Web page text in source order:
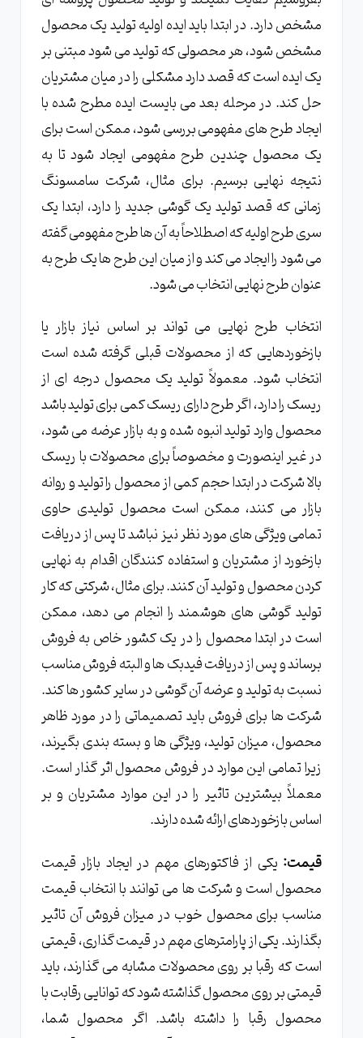
مشخص دارد. در ابتدا باید ایده اولیه تولید یک محصول
مشخص شود، هر محصولی که تولید می شود مبتنی بر
یک ایده است که قصد دارد مشکلی را در میان مشتریان
حل کند. در مرحله بعد می بایست ایده مطرح شده با
ایجاد طرح های مفهومی بررسی شود، ممکن است برای
یک محصول چندین طرح مفهومی ایجاد شود تا به
نتیجه نهایی برسیم. برای مثال، شرکت سامسونگ
زمانی که قصد تولید یک گوشی جدید را دارد، ابتدا یک
سری طرح اولیه که اصطلاحاً به آن ها طرح مفهومی گفته
می شود را ایجاد می کند و از میان این طرح ها یک طرح به
عنوان طرح نهایی انتخاب می شود.
انتخاب طرح نهایی می تواند بر اساس نیاز بازار یا
بازخوردهایی که از محصولات قبلی گرفته شده است
انتخاب شود. معمولاً تولید یک محصول درجه ای از
ریسک را دارد، اگر طرح دارای ریسک کمی برای تولید باشد
محصول وارد تولید انبوه شده و به بازار عرضه می شود،
در غیر اینصورت و مخصوصاً برای محصولات با ریسک
بالا شرکت در ابتدا حجم کمی از محصول را تولید و روانه
بازار می کنند، ممکن است محصول تولیدی حاوی
تمامی ویژگی های مورد نظر نیز نباشد تا پس از دریافت
بازخورد از مشتریان و استفاده کنندگان اقدام به نهایی
کردن محصول و تولید آن کنند. برای مثال، شرکتی که کار
تولید گوشی های هوشمند را انجام می دهد، ممکن
است در ابتدا محصول را در یک کشور خاص به فروش
برساند و پس از دریافت فیدبک ها و البته فروش مناسب
نسبت به تولید و عرضه آن گوشی در سایر کشور ها کند.
شرکت ها برای فروش باید تصمیماتی را در مورد ظاهر
محصول، میزان تولید، ویژگی ها و بسته بندی بگیرند،
زیرا تمامی این موارد در فروش محصول اثر گذار است.
معملاً بیشترین تاثیر را در این موارد مشتریان و بر
اساس بازخوردهای ارائه شده دارند.
قیمت: یکی از فاکتورهای مهم در ایجاد بازار قیمت
محصول است و شرکت ها می توانند با انتخاب قیمت
مناسب برای محصول خوب در میزان فروش آن تاثیر
بگذارند. یکی از پارامترهای مهم در قیمت گذاری، قیمتی
است که رقبا بر روی محصولات مشابه می گذارند، باید
قیمتی بر روی محصول گذاشته شود که توانایی رقابت با
محصول رقبا را داشته باشد. اگر محصول شما،